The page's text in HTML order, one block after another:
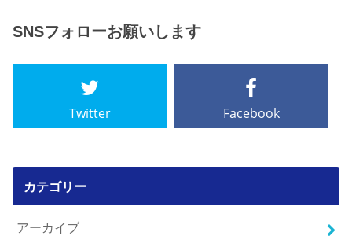
SNSフォローお願いします
Twitter Facebook
カテゴリー
アーカイブ